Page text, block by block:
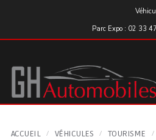
Parc Expo : 02 33
ACCUEIL VÉHICULES TOURISME
Panneau de gestion des cookies